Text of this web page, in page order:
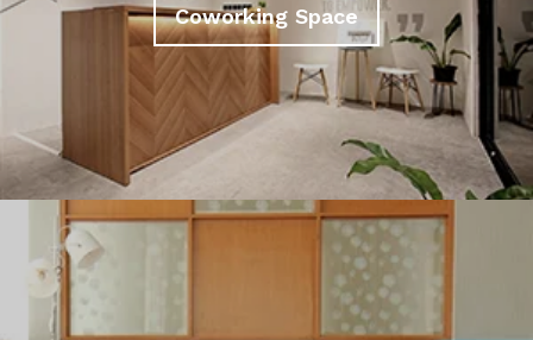
Coworking Space